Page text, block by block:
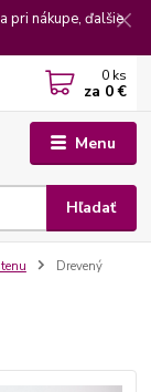
pri nákupe, ďalšie
Menu
Hľadať
0 ks
za 0 €
Drevený